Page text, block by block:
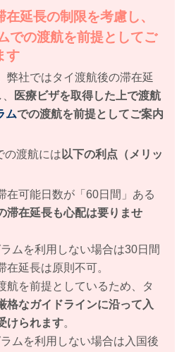
在延長の制限を考慮し、
での渡航を前提としてご
す
弊社ではタイ渡航後の滞在延
医療ビザを取得した上で渡航
ムでの渡航を前提としてご案内
の渡航には 以下の利点（メリッ
在可能日数が「60日間」ある
滞在延長も心配は要りませ
ムを利用しない場合は30日間
在延長は原則不可。
航を前提としているため、タ
格なガイドラインに沿って入
けられます。
ムを利用しない場合は入国後